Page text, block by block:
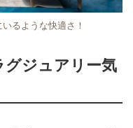
るような快適さ！
グジュアリー気